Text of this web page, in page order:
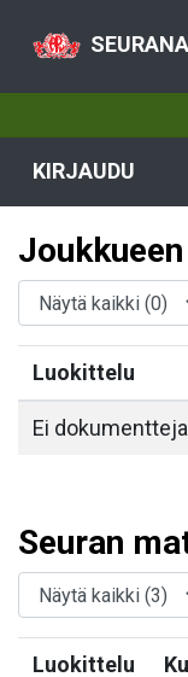
KIRJAUDU
Luokittelu
Ei dokumentteja
Seuran
Luokittelu